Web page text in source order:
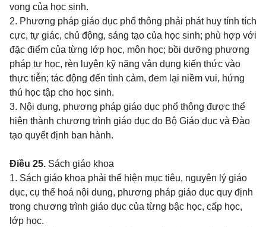
vọng của học sinh.
2. Phương pháp giáo dục phổ thông phải phát huy tính tích
cực, tự giác, chủ động, sáng tạo của học sinh; phù hợp với
đặc điểm của từng lớp học, môn học; bồi dưỡng phương
pháp tự học, rèn luyện kỹ năng vận dụng kiến thức vào
thực tiễn; tác động đến tình cảm, đem lại niềm vui, hứng
thú học tập cho học sinh.
3. Nội dung, phương pháp giáo dục phổ thông được thể
hiện thành chương trình giáo dục do Bộ Giáo dục và Đào
tạo quyết định ban hành.
Điều 25. Sách giáo khoa
1. Sách giáo khoa phải thể hiện mục tiêu, nguyên lý giáo
dục, cụ thể hoá nội dung, phương pháp giáo dục quy định
trong chương trình giáo dục của từng bậc học, cấp học,
lớp học.